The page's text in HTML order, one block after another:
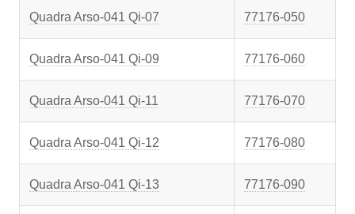
Quadra Arso-041 Qi-07 77176-050
Quadra Arso-041 Qi-09 77176-060
Quadra Arso-041 Qi-11 77176-070
Quadra Arso-041 Qi-12 77176-080
Quadra Arso-041 Qi-13 77176-090